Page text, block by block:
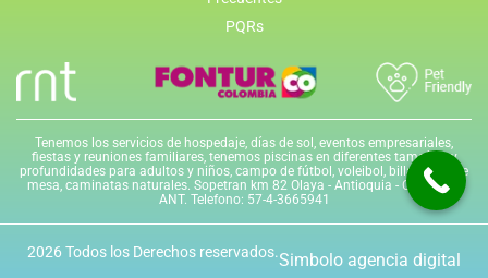
PQRs
Tenemos los servicios de hospedaje, días de sol, eventos empresariales,
fiestas y reuniones familiares, tenemos piscinas en diferentes tamaños y
profundidades para adultos y niños, campo de fútbol, voleibol, billar, tenis de
mesa, caminatas naturales. Sopetran km 82 Olaya - Antioquia - Colombia,
ANT. Telefono: 57-4-3665941
2026 Todos los Derechos reservados.Simbolo agencia digital